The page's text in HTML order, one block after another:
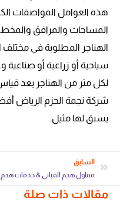
هذه العوامل المواصفات
المساحات والمرافق
الهناجر المطلوبة في مختلف
سياحية أو زراعية أو
لكل متر من الهناجر بعد
شركة نجمة الحزم الرياض
يسبق لها مثيل.
السابق
مقالات ذات صلة